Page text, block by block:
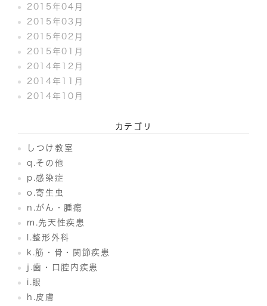
2015年04月
2015年03月
2015年02月
2015年01月
2014年12月
2014年11月
2014年10月
カテゴリ
しつけ教室
q.その他
p.感染症
o.寄生虫
n.がん・腫瘍
m.先天性疾患
l.整形外科
k.筋・骨・関節疾患
j.歯・口腔内疾患
i.眼
h.皮膚